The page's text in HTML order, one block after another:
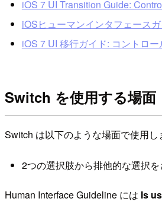
iOS 7 UI Transition Guide:
iOSヒューマンインタフェース
iOS 7 UI 移行ガイド: コントロ
Switch を使用する場面
Switch は以下のような場面で使用し
2つの選択肢から排他的な選択を
Human Interface Guideline には Is